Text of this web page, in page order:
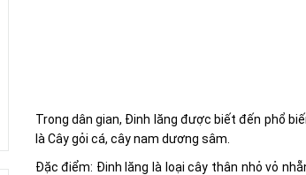
Trong dân gian, Đinh lăng được biết đến phổ
là Cây gỏi cá, cây nam dương sâm.
Đặc điểm: Đinh lăng là loại cây thân nhỏ vỏ